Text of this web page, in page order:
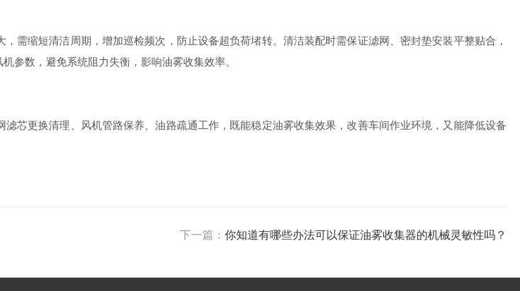
缩短清洁周期，增加巡检频次，防止设备超负荷堵转。清洁装配时需保证滤网、密封垫安装平整贴合，
参数，避免系统阻力失衡，影响油雾收集效率。
更换清理、风机管路保养、油路疏通工作，既能稳定油雾收集效果，改善车间作业环境，又能降低设备
下一篇：你知道有哪些办法可以保证油雾收集器的机械灵敏性吗？